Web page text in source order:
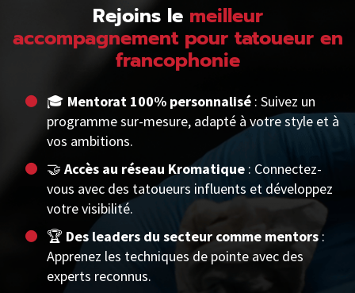
Rejoins le meilleur
accompagnement pour tatoueur en
francophonie
🎓 Mentorat 100% personnalisé: Suivez un
programme sur-mesure, adapté à votre style et à
vos ambitions.
🤝 Accès au réseau Kromatique: Connectez-
vous avec des tatoueurs influents et développez
votre visibilité.
🏆 Des leaders du secteur comme mentors:
Apprenez les techniques de pointe avec des
experts reconnus.